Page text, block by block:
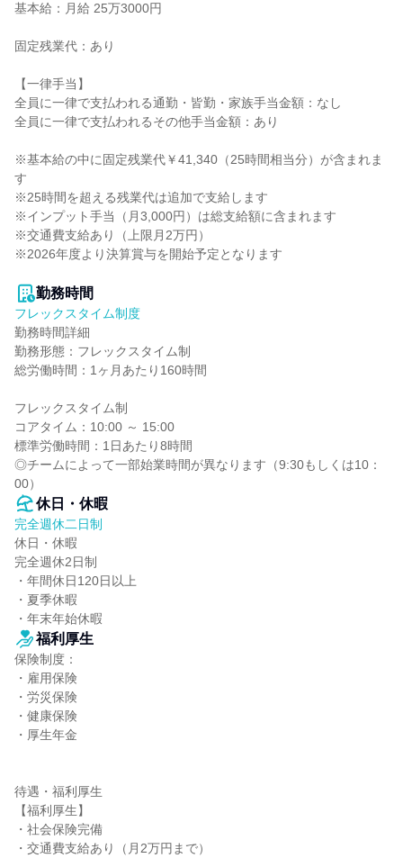
基本給：月給 25万3000円
固定残業代：あり
【一律手当】
全員に一律で支払われる通勤・皆勤・家族手当金額：なし
全員に一律で支払われるその他手当金額：あり
※基本給の中に固定残業代￥41,340（25時間相当分）が含まれま
す
※25時間を超える残業代は追加で支給します
※インプット手当（月3,000円）は総支給額に含まれます
※交通費支給あり（上限月2万円）
※2026年度より決算賞与を開始予定となります
勤務時間
フレックスタイム制度
勤務時間詳細
勤務形態：フレックスタイム制
総労働時間：1ヶ月あたり160時間
フレックスタイム制
コアタイム：10:00 ～ 15:00
標準労働時間：1日あたり8時間
◎チームによって一部始業時間が異なります（9:30もしくは10：
00）
休日・休暇
完全週休二日制
休日・休暇
完全週休2日制
・年間休日120日以上
・夏季休暇
・年末年始休暇
福利厚生
保険制度：
・雇用保険
・労災保険
・健康保険
・厚生年金
待遇・福利厚生
【福利厚生】
・社会保険完備
・交通費支給あり（月2万円まで）